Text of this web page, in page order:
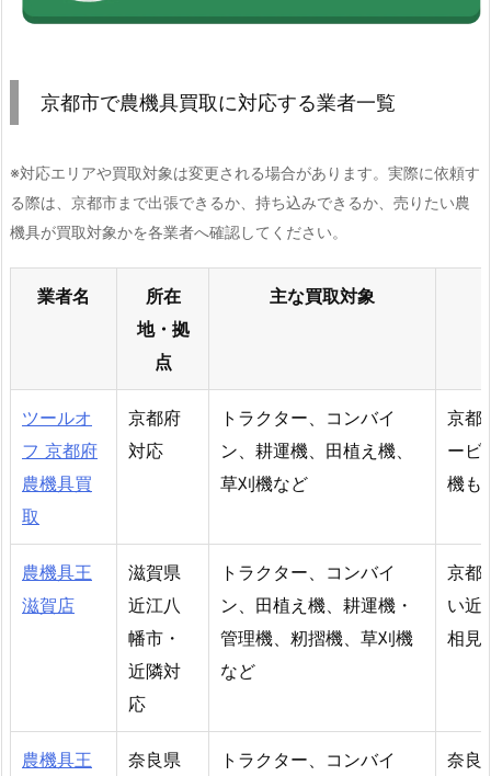
京都市で農機具買取に対応する業者一覧
※対応エリアや買取対象は変更される場合があります。実際に依頼す
る際は、京都市まで出張できるか、持ち込みできるか、売りたい農
機具が買取対象かを各業者へ確認してください。
業者名
所在
地・拠
点
主な買取対象
ツールオ
フ 京都府
農機具買
取
京都府
対応
トラクター、コンバイ
ン、耕運機、田植え機、
草刈機など
京都
ービ
機も
農機具王
滋賀店
滋賀県
近江八
幡市・
近隣対
応
トラクター、コンバイ
ン、田植え機、耕運機・
管理機、籾摺機、草刈機
など
京都
い近
相見
農機具王
奈良県
トラクター、コンバイ
奈良